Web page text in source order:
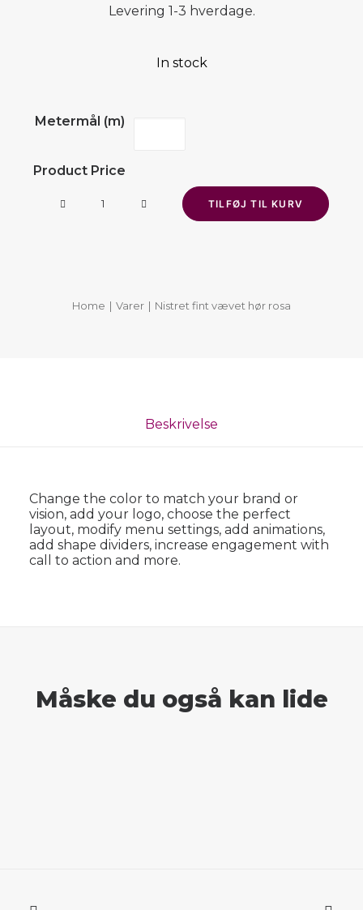
Levering 1-3 hverdage.
In stock
Metermål (m)
Product Price
antal
TILFØJ TIL KURV
Home Varer Nistret fint vævet hør rosa
Beskrivelse
Change the color to match your brand or
vision, add your logo, choose the perfect
layout, modify menu settings, add animations,
add shape dividers, increase engagement with
call to action and more.
Måske du også kan lide